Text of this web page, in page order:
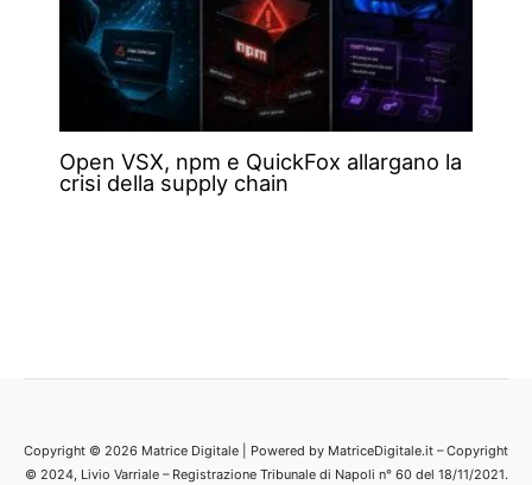
Open VSX, npm e QuickFox allargano la
crisi della supply chain
Copyright © 2026 Matrice Digitale | Powered by MatriceDigitale.it – Copyright
© 2024, Livio Varriale – Registrazione Tribunale di Napoli n° 60 del 18/11/2021.